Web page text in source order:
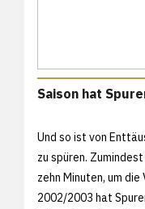
Saison hat
Und so ist von
zu spüren.
zehn Minuten, um
2002/2003 hat